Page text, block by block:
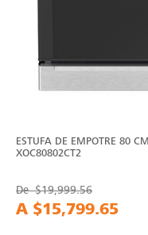
ESTUFA DE EMPOTRE 80
XOC80802CT2
De$19,999.56
A $15,799.65